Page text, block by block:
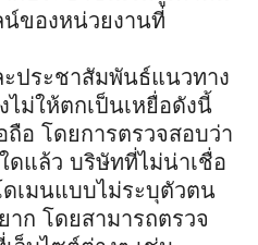
น์ของหน่วยงานที่
ประชาสัมพันธ์แนวทาง
ไม่ให้ตกเป็นเหยื่อดังนี้
ถือ โดยการตรวจสอบว่า
ดแล้ว บริษัทที่ไม่น่าเชื่อ
เมนแบบไม่ระบุตัวตน
ก โดยสามารถตรวจ